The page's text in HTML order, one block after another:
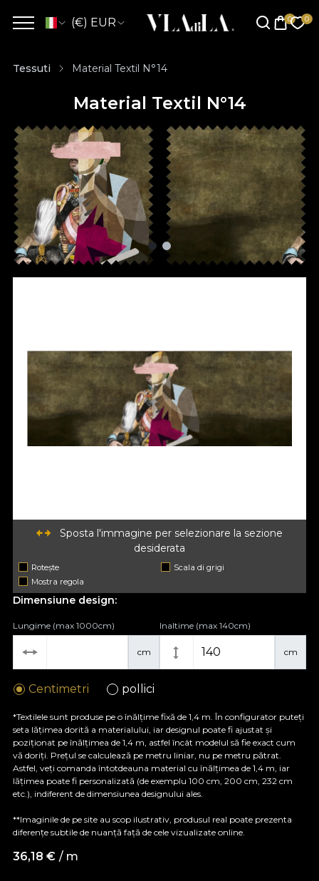
(€) EUR
Tessuti Material Textil N°14
Material Textil N°14
Sposta l'immagine per selezionare la sezione
desiderata
Rotește
Scala di grigi
Mostra regola
Dimensiune design:
cm
Lungime (max 1000cm)
cm
Inaltime (max 140cm)
Centimetri pollici
*Textilele sunt produse pe o înălțime fixă de 1,4 m. În configurator puteți
seta lățimea dorită a materialului, iar designul poate fi ajustat și
poziționat pe înălțimea de 1,4 m, astfel încât modelul să fie exact cum
vă doriți. Prețul se calculează pe metru liniar, nu pe metru pătrat.
Astfel, veți comanda întotdeauna material cu înălțimea de 1,4 m, iar
lățimea poate fi personalizată (de exemplu 100 cm, 200 cm, 232 cm
etc.), indiferent de dimensiunea designului ales.
**Imaginile de pe site au scop ilustrativ, produsul real poate prezenta
diferențe subtile de nuanță față de cele vizualizate online.
36,18 € / m